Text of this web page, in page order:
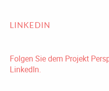
LINKEDIN
Folgen Sie dem Projekt
LinkedIn.